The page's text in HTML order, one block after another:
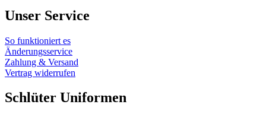
Unser Service
So funktioniert es
Änderungsservice
Zahlung & Versand
Vertrag widerrufen
Schlüter Uniformen